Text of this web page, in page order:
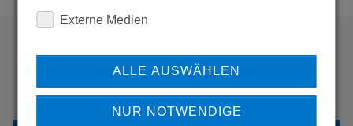
WOLLEN SIE MEHR
PRODUKTE SEHEN?
Externe Medien
ALLE AUSWÄHLEN
NUR NOTWENDIGE